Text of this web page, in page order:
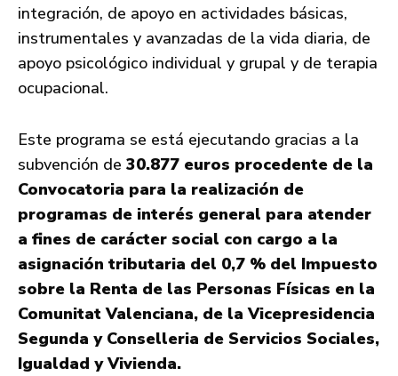
integración, de apoyo en actividades básicas,
instrumentales y avanzadas de la vida diaria, de
apoyo psicológico individual y grupal y de terapia
ocupacional.
Este programa se está ejecutando gracias a la
subvención de 30.877 euros procedente de la
Convocatoria para la realización de
programas de interés general para atender
a fines de carácter social con cargo a la
asignación tributaria del 0,7 % del Impuesto
sobre la Renta de las Personas Físicas en la
Comunitat Valenciana, de la Vicepresidencia
Segunda y Conselleria de Servicios Sociales,
Igualdad y Vivienda.